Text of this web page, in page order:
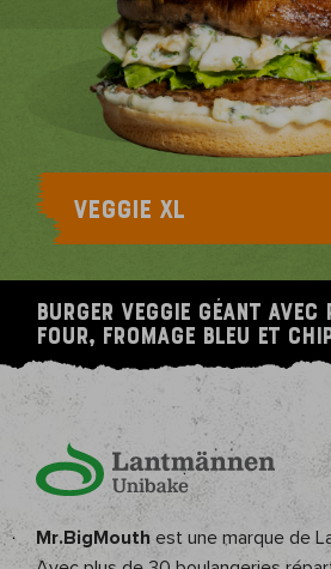
VEGGIE XL
Burger veggie géant
four, fromage bleu et
Mr.BigMouth est une marque de